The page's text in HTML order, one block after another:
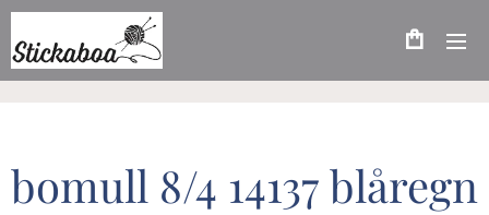
bomull 8/4 14137 blåregn